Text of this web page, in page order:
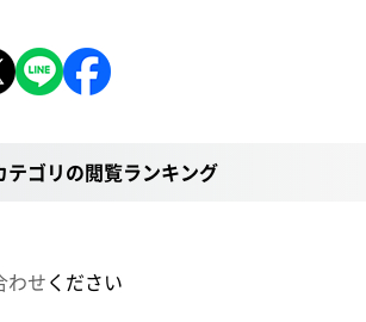
テゴリの閲覧ランキング
わせください